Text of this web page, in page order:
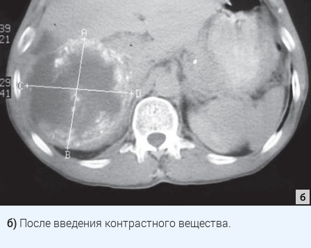
б) После введения контрастного вещества.